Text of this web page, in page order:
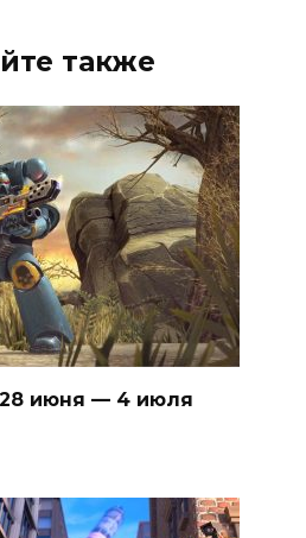
также
28 июня — 4 июля